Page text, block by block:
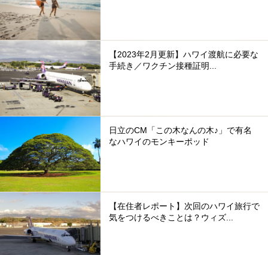
【2023年2月更新】ハワイ渡航に必要な
手続き／ワクチン接種証明...
日立のCM「この木なんの木♪」で有名
なハワイのモンキーポッド
【在住者レポート】次回のハワイ旅行で
気をつけるべきことは？ウィズ...